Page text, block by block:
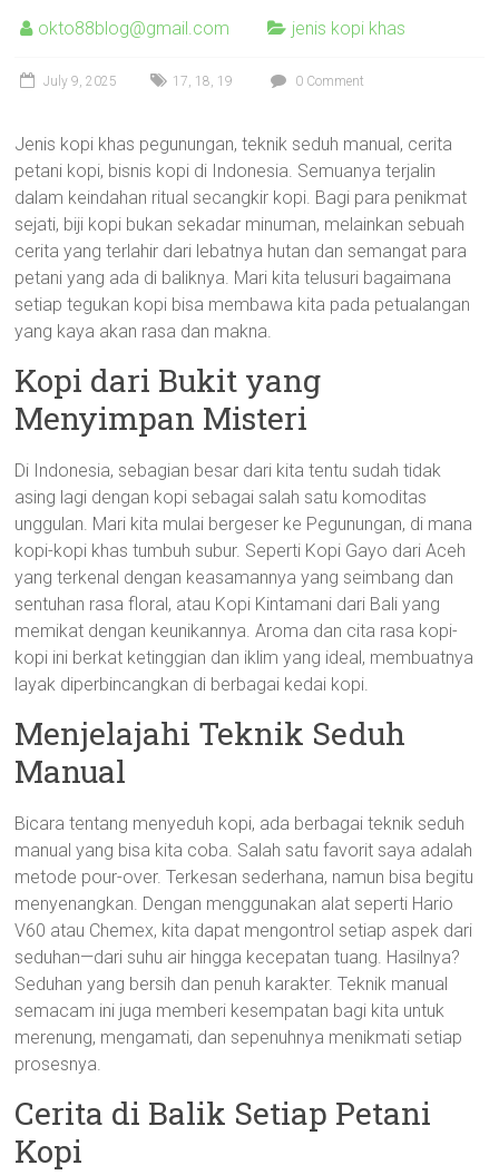
okto88blog@gmail.com jenis kopi khas
July 9, 2025 17, 18, 19 0 Comment
Jenis kopi khas pegunungan, teknik seduh manual, cerita
petani kopi, bisnis kopi di Indonesia. Semuanya terjalin
dalam keindahan ritual secangkir kopi. Bagi para penikmat
sejati, biji kopi bukan sekadar minuman, melainkan sebuah
cerita yang terlahir dari lebatnya hutan dan semangat para
petani yang ada di baliknya. Mari kita telusuri bagaimana
setiap tegukan kopi bisa membawa kita pada petualangan
yang kaya akan rasa dan makna.
Kopi dari Bukit yang
Menyimpan Misteri
Di Indonesia, sebagian besar dari kita tentu sudah tidak
asing lagi dengan kopi sebagai salah satu komoditas
unggulan. Mari kita mulai bergeser ke Pegunungan, di mana
kopi-kopi khas tumbuh subur. Seperti Kopi Gayo dari Aceh
yang terkenal dengan keasamannya yang seimbang dan
sentuhan rasa floral, atau Kopi Kintamani dari Bali yang
memikat dengan keunikannya. Aroma dan cita rasa kopi-
kopi ini berkat ketinggian dan iklim yang ideal, membuatnya
layak diperbincangkan di berbagai kedai kopi.
Menjelajahi Teknik Seduh
Manual
Bicara tentang menyeduh kopi, ada berbagai teknik seduh
manual yang bisa kita coba. Salah satu favorit saya adalah
metode pour-over. Terkesan sederhana, namun bisa begitu
menyenangkan. Dengan menggunakan alat seperti Hario
V60 atau Chemex, kita dapat mengontrol setiap aspek dari
seduhan—dari suhu air hingga kecepatan tuang. Hasilnya?
Seduhan yang bersih dan penuh karakter. Teknik manual
semacam ini juga memberi kesempatan bagi kita untuk
merenung, mengamati, dan sepenuhnya menikmati setiap
prosesnya.
Cerita di Balik Setiap Petani
Kopi